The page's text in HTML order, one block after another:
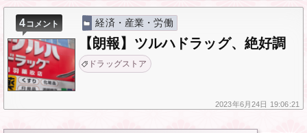
4コメント 経済・産業・労働
【朗報】ツルハドラッグ、絶好調
ドラッグストア
2023年6月24日 19:06:21